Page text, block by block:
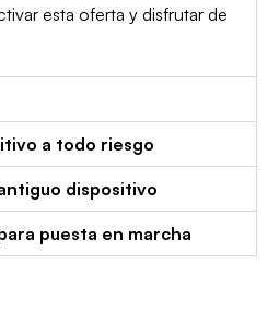
esta oferta y disfrutar de
a todo riesgo
dispositivo
puesta en marcha